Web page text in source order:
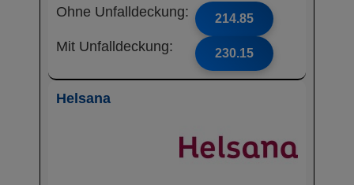
Ohne Unfalldeckung: 214.85
Mit Unfalldeckung: 230.15
Helsana